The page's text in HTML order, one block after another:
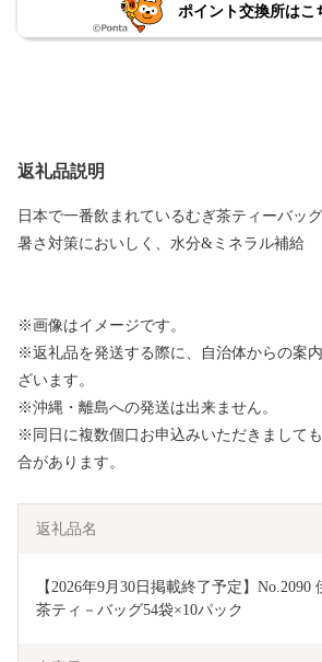
ポイント交換所はこ
返礼品説明
日本で一番飲まれているむぎ茶ティーバッグ
暑さ対策においしく、水分&ミネラル補給
※画像はイメージです。
※返礼品を発送する際に、自治体からの案
ざいます。
※沖縄・離島への発送は出来ません。
※同日に複数個口お申込みいただきまして
合があります。
返礼品名
【2026年9月30日掲載終了予定】
茶ティ－バッグ54袋×10パック